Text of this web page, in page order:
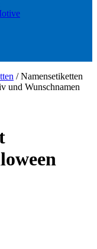
/ Namensetiketten
und Wunschnamen